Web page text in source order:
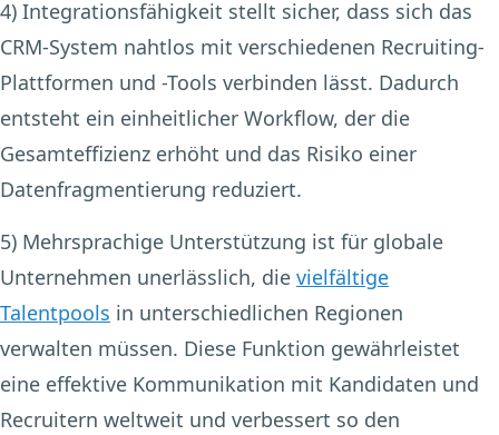
4) Integrationsfähigkeit stellt sicher, dass sich das
CRM-System nahtlos mit verschiedenen Recruiting-
Plattformen und -Tools verbinden lässt. Dadurch
entsteht ein einheitlicher Workflow, der die
Gesamteffizienz erhöht und das Risiko einer
Datenfragmentierung reduziert.
5) Mehrsprachige Unterstützung ist für globale
Unternehmen unerlässlich, die vielfältige
Talentpools in unterschiedlichen Regionen
verwalten müssen. Diese Funktion gewährleistet
eine effektive Kommunikation mit Kandidaten und
Recruitern weltweit und verbessert so den